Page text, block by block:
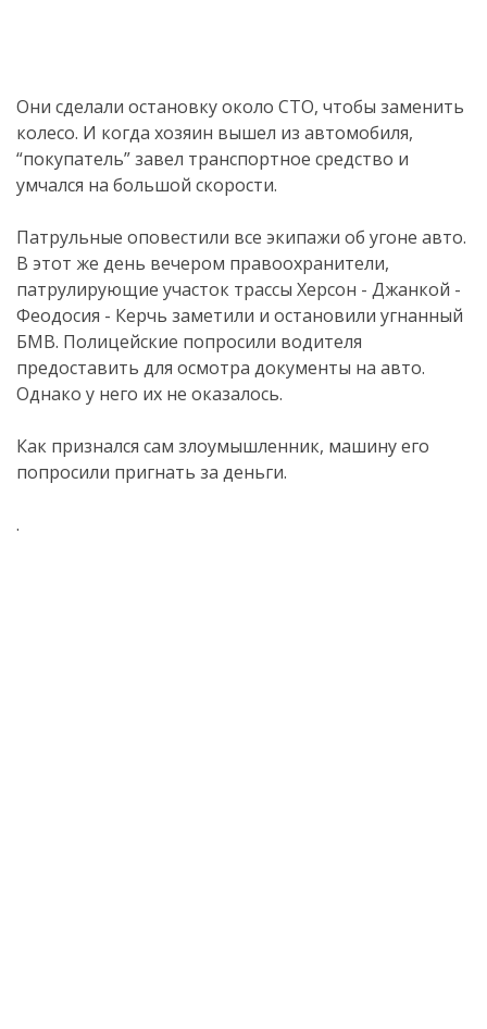
Они сделали остановку около СТО, чтобы заменить
колесо. И когда хозяин вышел из автомобиля,
“покупатель” завел транспортное средство и
умчался на большой скорости.
Патрульные оповестили все экипажи об угоне авто.
В этот же день вечером правоохранители,
патрулирующие участок трассы Херсон - Джанкой -
Феодосия - Керчь заметили и остановили угнанный
БМВ. Полицейские попросили водителя
предоставить для осмотра документы на авто.
Однако у него их не оказалось.
Как признался сам злоумышленник, машину его
попросили пригнать за деньги.
.